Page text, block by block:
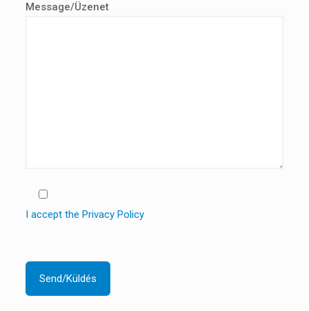
Message/Üzenet
I accept the Privacy Policy